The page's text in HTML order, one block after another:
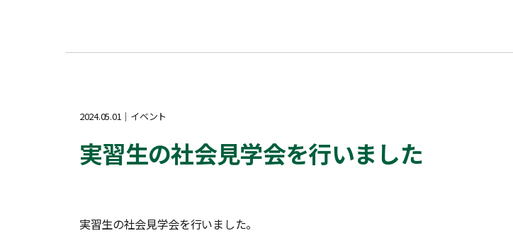
2024.05.01 イベント
実習生の社会見学会を行いました
実習生の社会見学会を行いました。